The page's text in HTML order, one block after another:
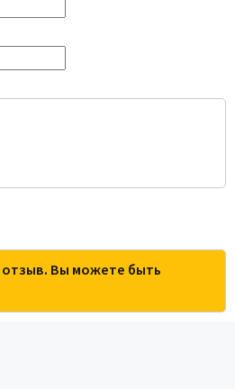
Вы можете быть